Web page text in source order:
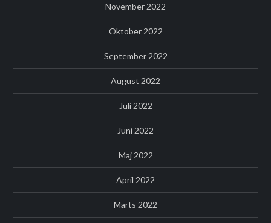
November 2022
Oktober 2022
September 2022
August 2022
Juli 2022
Juni 2022
Maj 2022
April 2022
Marts 2022